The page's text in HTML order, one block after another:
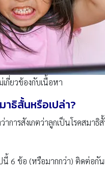
กี่ยวข้องกับเนื้อหา
าธิสั้นหรือเปล่า?
าการสังเกตว่าลูกเป็นโรคสมา
นี้ 6 ข้อ (หรือมากกว่า) ติดต่อกั